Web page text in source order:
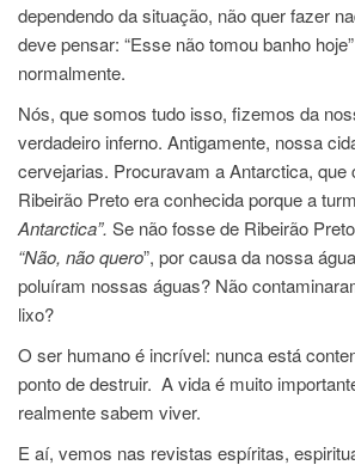
dependendo da situação, não quer fazer
deve pensar: “Esse não tomou banho
normalmente.
Nós, que somos tudo isso, fizemos da
verdadeiro inferno. Antigamente, nossa
cervejarias. Procuravam a Antarctica, que
Ribeirão Preto era conhecida porque a
Antarctica”. Se não fosse de Ribeirão
“Não, não quero”, por causa da nossa
poluíram nossas águas? Não
lixo?
O ser humano é incrível: nunca está
ponto de destruir. A vida é muito
realmente sabem viver.
E aí, vemos nas revistas espíritas,